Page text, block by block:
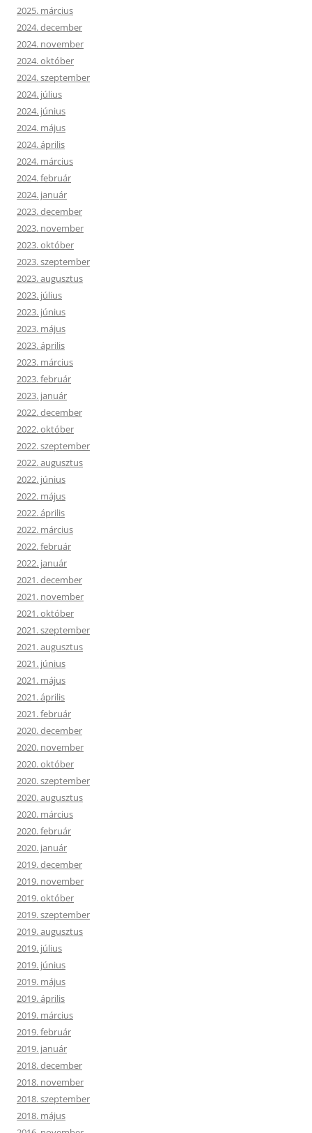
2025. március
2024. december
2024. november
2024. október
2024. szeptember
2024. július
2024. június
2024. május
2024. április
2024. március
2024. február
2024. január
2023. december
2023. november
2023. október
2023. szeptember
2023. augusztus
2023. július
2023. június
2023. május
2023. április
2023. március
2023. február
2023. január
2022. december
2022. október
2022. szeptember
2022. augusztus
2022. június
2022. május
2022. április
2022. március
2022. február
2022. január
2021. december
2021. november
2021. október
2021. szeptember
2021. augusztus
2021. június
2021. május
2021. április
2021. február
2020. december
2020. november
2020. október
2020. szeptember
2020. augusztus
2020. március
2020. február
2020. január
2019. december
2019. november
2019. október
2019. szeptember
2019. augusztus
2019. július
2019. június
2019. május
2019. április
2019. március
2019. február
2019. január
2018. december
2018. november
2018. szeptember
2018. május